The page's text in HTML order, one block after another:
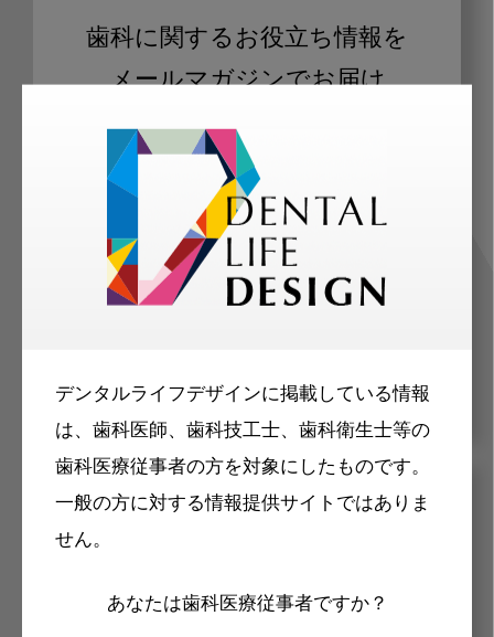
デンタルライフデザインに掲載している情報
は、歯科医師、歯科技工士、歯科衛生士等の
歯科医療従事者の方を対象にしたものです。
一般の方に対する情報提供サイトではありま
せん。
あなたは歯科医療従事者ですか？
歯科に関するお役立ち情報を
メールマガジンでお届け
ご登録いただいた職種（歯科医師、歯
科衛生士、歯科技工士）に合わせた内
容のメールマガジンをお届けします。
メリット